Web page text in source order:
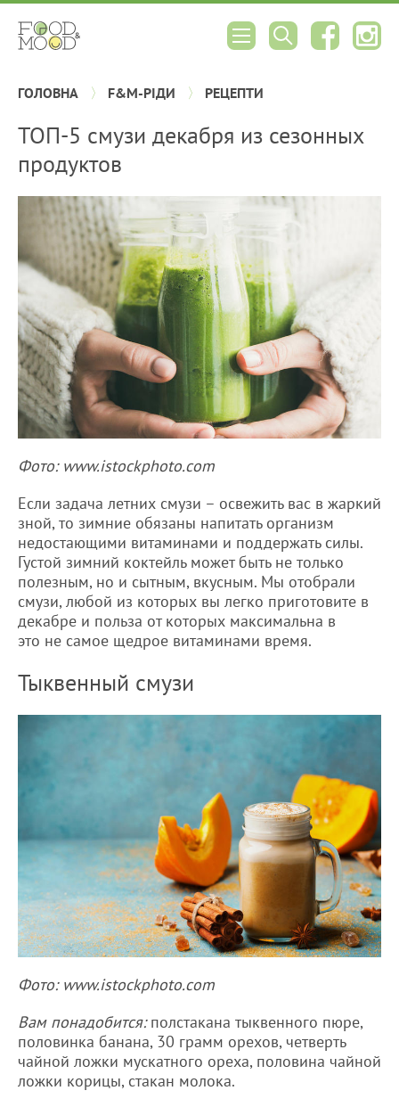
ГОЛОВНА F&M-РІДИ РЕЦЕПТИ
ТОП-5 смузи декабря из сезонных
продуктов
Фото: www.istockphoto.com
Если задача летних смузи – освежить вас в жаркий
зной, то зимние обязаны напитать организм
недостающими витаминами и поддержать силы.
Густой зимний коктейль может быть не только
полезным, но и сытным, вкусным. Мы отобрали
смузи, любой из которых вы легко приготовите в
декабре и польза от которых максимальна в
это не самое щедрое витаминами время.
Тыквенный смузи
Фото: www.istockphoto.com
Вам понадобится:полстакана тыквенного пюре,
половинка банана, 30 грамм орехов, четверть
чайной ложки мускатного ореха, половина чайной
ложки корицы, стакан молока.